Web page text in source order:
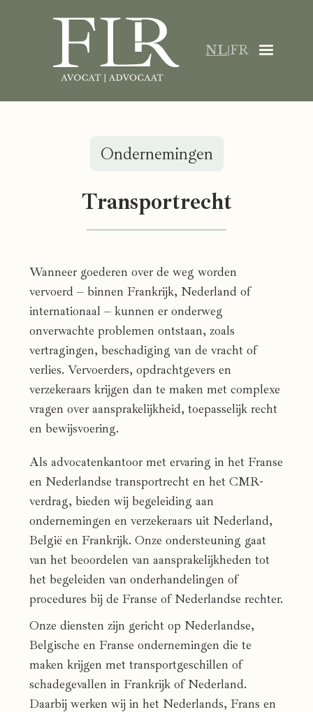
NL FR
Ondernemingen
Transportrecht
Wanneer goederen over de weg worden
vervoerd – binnen Frankrijk, Nederland of
internationaal – kunnen er onderweg
onverwachte problemen ontstaan, zoals
vertragingen, beschadiging van de vracht of
verlies. Vervoerders, opdrachtgevers en
verzekeraars krijgen dan te maken met complexe
vragen over aansprakelijkheid, toepasselijk recht
en bewijsvoering.
Als advocatenkantoor met ervaring in het Franse
en Nederlandse transportrecht en het CMR-
verdrag, bieden wij begeleiding aan
ondernemingen en verzekeraars uit Nederland,
België en Frankrijk. Onze ondersteuning gaat
van het beoordelen van aansprakelijkheden tot
het begeleiden van onderhandelingen of
procedures bij de Franse of Nederlandse rechter.
Onze diensten zijn gericht op Nederlandse,
Belgische en Franse ondernemingen die te
maken krijgen met transportgeschillen of
schadegevallen in Frankrijk of Nederland.
Daarbij werken wij in het Nederlands, Frans en